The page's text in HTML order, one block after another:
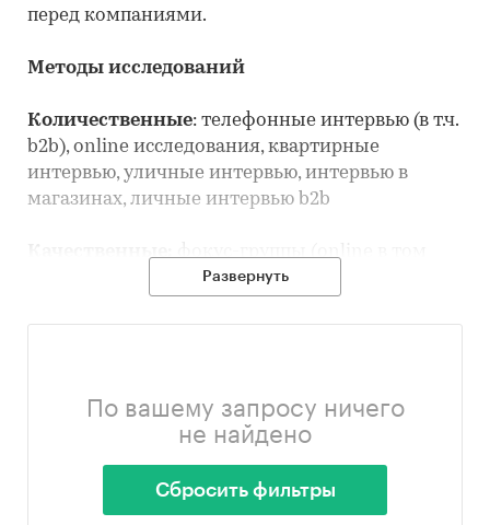
перед компаниями.
Методы исследований
Количественные: телефонные интервью (в т.ч.
b2b), online исследования, квартирные
интервью, уличные интервью, интервью в
магазинах, личные интервью b2b
числе), глубинные интервью, специальные
(наблюдение, погружение, домашние визиты и
Gang Survey, холл-тесты (CAPI,
CAWI), home-use-test, музыкальное
тестирование (аудиторный тест), Mystery
Shopping (в т.ч. b2b), Геомаркетинговые
Развернуть
По вашему запросу ничего
не найдено
Сбросить фильтры